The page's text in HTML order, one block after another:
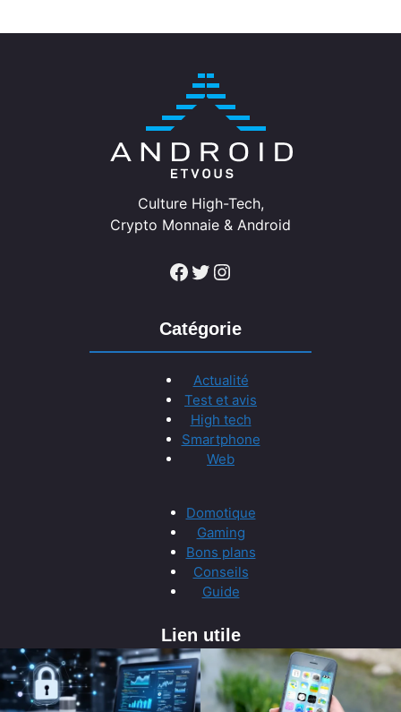
Culture High-Tech,
Crypto Monnaie & Android
Facebook Twitter Instagram
Catégorie
Actualité
Test et avis
High tech
Smartphone
Web
Domotique
Gaming
Bons plans
Conseils
Guide
Lien utile